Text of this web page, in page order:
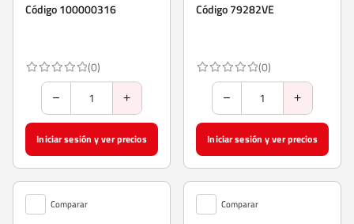
Código 100000316
(0)
Iniciar sesión y ver precios
Código 79282VE
(0)
Iniciar sesión y ver precios
Comparar Comparar